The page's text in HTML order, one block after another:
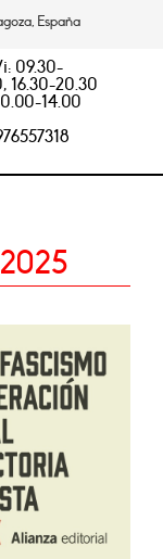
España
09.30-
16.30-20.30
14.00